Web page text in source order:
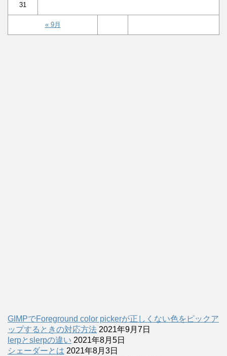
« 9月
31
GIMPでForeground color pickerが正しくない色をピックア
ップするときの対応方法 2021年9月7日
lerpとslerpの違い 2021年8月5日
シェーダーとは 2021年8月3日